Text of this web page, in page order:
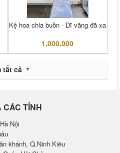
Kệ hoa chia buồn - Dĩ vãng đã xa
1,000,000
tất cả
CÁC TỈNH
Nội
khánh, Q.Ninh Kiều